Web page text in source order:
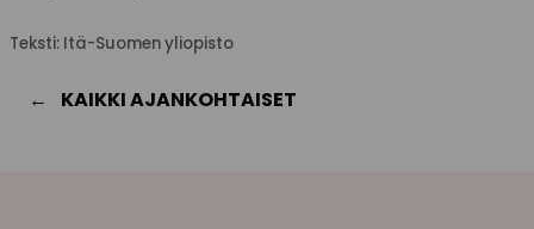
Teksti: Itä-Suomen yliopisto
KAIKKI AJANKOHTAISET